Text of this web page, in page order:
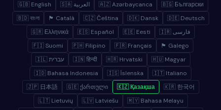
🇬🇧 English 🇸🇦 العربية 🇦🇿 Azərbaycanca
🇧🇬 Български
🇧🇩 বাংলা
🏴 Català 🇨🇿 Čeština 🇩🇰 Dansk
🇩🇪 Deutsch
🇬🇷 Ελληνικά
🇪🇸 Español 🇪🇪 Eesti
🇮🇷 فارسی
🇫🇮 Suomi
🇵🇭 Filipino 🇫🇷 Français
🏴 Galego
🇮🇱 עברית
🇮🇳 हिन्दी 🇭🇷 Hrvatski
🇭🇺 Magyar
🇮🇩 Bahasa Indonesia
🇮🇸 Íslenska
🇮🇹 Italiano
🇯🇵 日本語
🇬🇪 ქართული 🇰🇿 Қазақша
🇰🇷 한국어
🇱🇹 Lietuvių
🇱🇻 Latviešu 🇲🇾 Bahasa Melayu